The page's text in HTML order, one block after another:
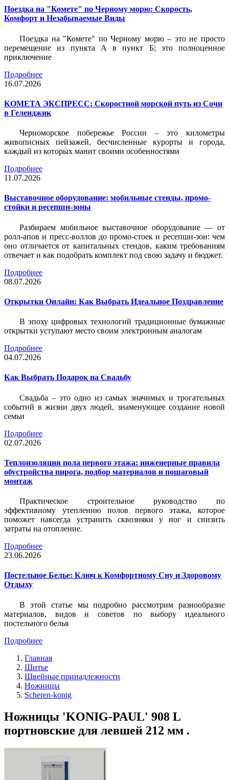
Поездка на "Комете" по Черному морю: Скорость,
Комфорт и Незабываемые Виды
Поездка на "Комете" по Черному морю – это не просто
перемещение из пункта А в пункт Б; это полноценное
приключение
Подробнее
16.07.2026
КОМЕТА ЭКСПРЕСС: Скоростной морской путь из Сочи
в Геленджик
Черноморское побережье России – это километры
живописных пейзажей, бесчисленные курорты и города,
каждый из которых манит своими особенностями
Подробнее
11.07.2026
Выставочное оборудование: мобильные стенды, промо-
стойки и ресепшн-зоны
Разбираем мобильное выставочное оборудование — от
ролл-апов и пресс-воллов до промо-стоек и ресепшн-зон: чем
оно отличается от капитальных стендов, каким требованиям
отвечает и как подобрать комплект под свою задачу и бюджет.
Подробнее
08.07.2026
Открытки Онлайн: Как Выбрать Идеальное Поздравление
В эпоху цифровых технологий традиционные бумажные
открытки уступают место своим электронным аналогам
Подробнее
04.07.2026
Как Выбрать Подарок на Свадьбу
Свадьба – это одно из самых значимых и трогательных
событий в жизни двух людей, знаменующее создание новой
семьи
Подробнее
02.07.2026
Теплоизоляция пола первого этажа: инженерные правила
обустройства пирога, подбор материалов и пошаговый
монтаж
Практическое строительное руководство по
эффективному утеплению полов первого этажа, которое
поможет навсегда устранить сквозняки у ног и снизить
затраты на отопление.
Подробнее
23.06.2026
Постельное Белье: Ключ к Комфортному Сну и Здоровому
Отдыху
В этой статье мы подробно рассмотрим разнообразие
материалов, видов и советов по выбору идеального
постельного белья
Подробнее
Главная
Шитье
Швейные принадлежности
Ножницы
Scheren-konig
Ножницы 'KONIG-PAUL' 908 L
портновские для левшей 212 мм .